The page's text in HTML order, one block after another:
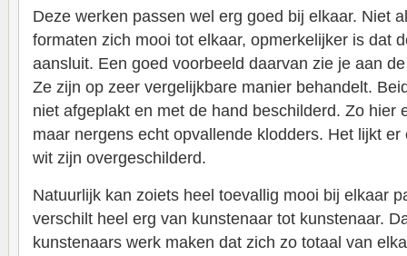
Deze werken passen wel erg goed bij elkaar. Niet
formaten zich mooi tot elkaar, opmerkelijker is dat
aansluit. Een goed voorbeeld daarvan zie je aan
Ze zijn op zeer vergelijkbare manier behandelt.
niet afgeplakt en met de hand beschilderd. Zo hier
maar nergens echt opvallende klodders. Het lijkt
wit zijn overgeschilderd.
Natuurlijk kan zoiets heel toevallig mooi bij elkaar
verschilt heel erg van kunstenaar tot kunstenaar.
kunstenaars werk maken dat zich zo totaal van